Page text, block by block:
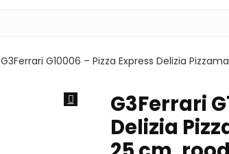
G3Ferrari G10006 – Pizza Express Delizia
G3Ferrari
Delizia